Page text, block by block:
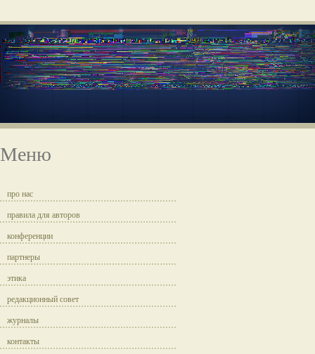
Меню
про нас
правила для авторов
конференции
партнеры
этика
редакционный совет
журналы
контакты